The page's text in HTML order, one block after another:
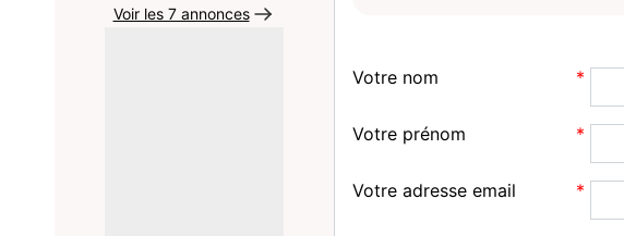
Voir les 7 annonces
Votre nom
Votre prénom
Votre adresse email